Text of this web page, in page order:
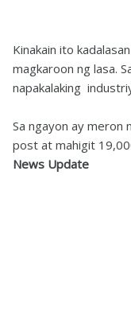
Kinakain ito
magkaroon ng lasa.
napakalaking
Sa ngayon ay meron
post at mahigit
News Update